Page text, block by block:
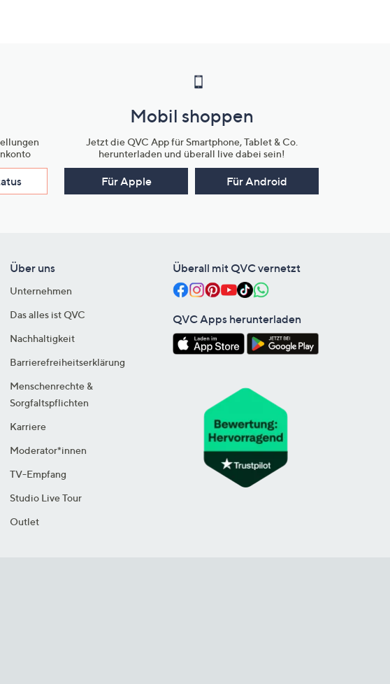
Mobil shoppen
Jetzt die QVC App für Smartphone, Tablet & Co.
herunterladen und überall live dabei sein!
Für Apple Für Android
Über uns
Unternehmen
Das alles ist QVC
Nachhaltigkeit
Barrierefreiheitserklärung
Menschenrechte &
Sorgfaltspflichten
Karriere
Moderator*innen
TV-Empfang
Studio Live Tour
Outlet
Überall mit QVC vernetzt
QVC Apps herunterladen